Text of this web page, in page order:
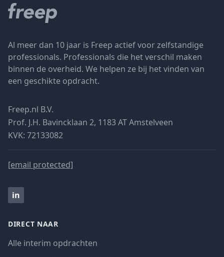
Al meer dan 10 jaar is Freep actief voor zelfstandige
professionals. Professionals die het verschil maken
binnen de overheid. We helpen ze bij het vinden van
een geschikte opdracht.
Freep.nl B.V.
Prof. J.H. Bavincklaan 2, 1183 AT Amstelveen
KVK: 72133082
[email protected]
in
DIRECT NAAR
Alle interim opdrachten